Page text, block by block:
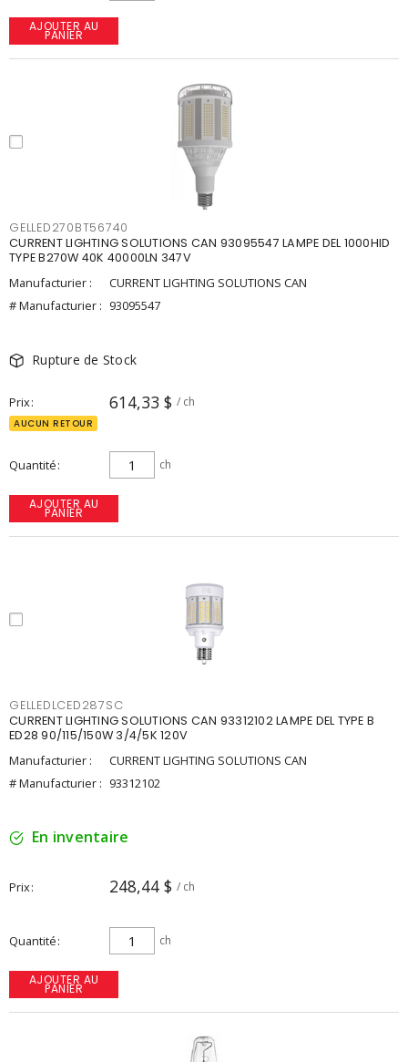
AJOUTER AU
PANIER
GELLED270BT56740
CURRENT LIGHTING SOLUTIONS CAN 93095547 LAMPE DEL 1000HID
TYPE B270W 40K 40000LN 347V
Manufacturier :
CURRENT LIGHTING SOLUTIONS CAN
# Manufacturier : 93095547
Rupture de Stock
Prix 614,33 $ / ch
AUCUN RETOUR
Quantité ch
AJOUTER AU
PANIER
GELLEDLCED287SC
CURRENT LIGHTING SOLUTIONS CAN 93312102 LAMPE DEL TYPE B
ED28 90/115/150W 3/4/5K 120V
Manufacturier :
CURRENT LIGHTING SOLUTIONS CAN
# Manufacturier : 93312102
En inventaire
Prix 248,44 $ / ch
Quantité ch
AJOUTER AU
PANIER